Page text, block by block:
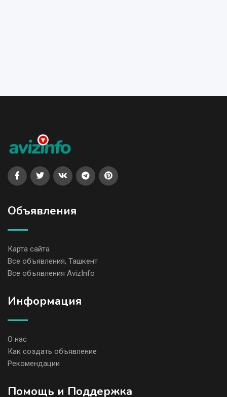
Объявления
Карта сайта
Все объявления, Ташкент
Все объявления AvizInfo
Информация
О нас
Как создать объявление
Рекомендации
Помощь и Поддержка